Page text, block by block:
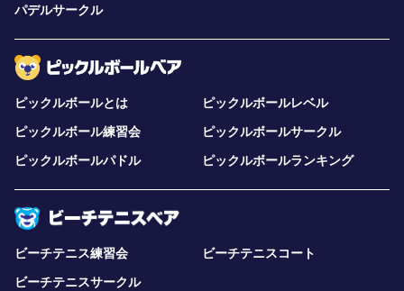
パデルサークル
ピックルボールとは
ピックルボールレベル
ピックルボール練習会
ピックルボールサークル
ピックルボールパドル
ピックルボールランキング
ビーチテニス練習会
ビーチテニスコート
ビーチテニスサークル